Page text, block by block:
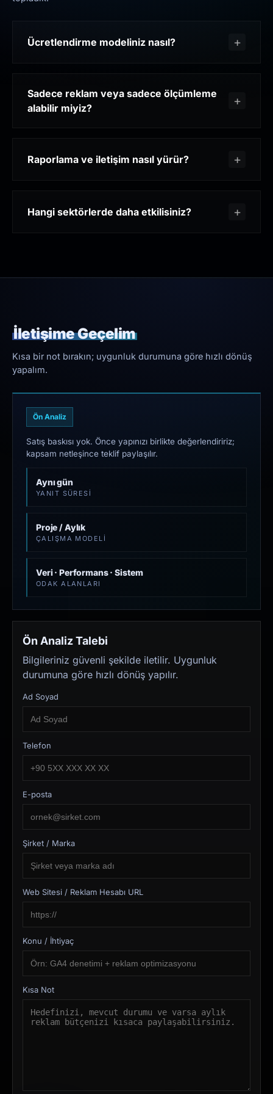
Ücretlendirme modeliniz nasıl?
Sadece reklam veya sadece ölçümleme
alabilir miyiz?
Raporlama ve iletişim nasıl yürür?
Hangi sektörlerde daha etkilisiniz?
İletişime Geçelim
Kısa bir not bırakın; uygunluk durumuna göre hızlı dönüş
yapalım.
Ön Analiz
Satış baskısı yok. Önce yapınızı birlikte değerlendiririz;
kapsam netleşince teklif paylaşılır.
Aynı gün
YANIT SÜRESI
Proje / Aylık
ÇALIŞMA MODELI
Veri · Performans · Sistem
ODAK ALANLARI
Ön Analiz Talebi
Bilgileriniz güvenli şekilde iletilir. Uygunluk
durumuna göre hızlı dönüş yapılır.
Ad Soyad
Telefon
E-posta
Şirket / Marka
Web Sitesi / Reklam Hesabı URL
Konu / İhtiyaç
Kısa Not